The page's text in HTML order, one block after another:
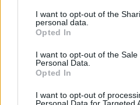
I want to opt-out of the
personal data.
Opted In
I want to opt-out of the Sale
Personal Data.
Opted In
I want to opt-out of
Personal Data for Targeted
ceda cote tot mai mari din